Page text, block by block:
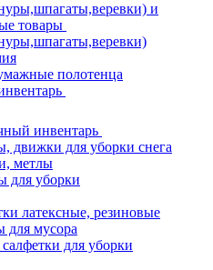
и
товары
полотенца
инвентарь
движки для уборки снега
метлы
для уборки
латексные, резиновые
для мусора
для уборки